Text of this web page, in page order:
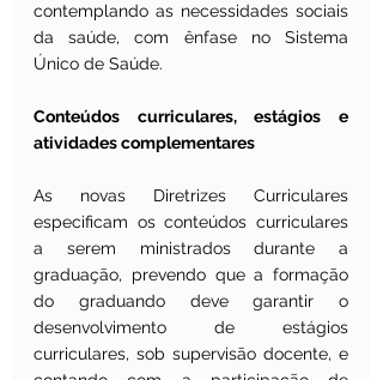
contemplando as necessidades sociais
da saúde, com ênfase no Sistema
Único de Saúde.
Conteúdos curriculares, estágios e
atividades complementares
As novas Diretrizes Curriculares
especificam os conteúdos curriculares
a serem ministrados durante a
graduação, prevendo que a formação
do graduando deve garantir o
desenvolvimento de estágios
curriculares, sob supervisão docente, e